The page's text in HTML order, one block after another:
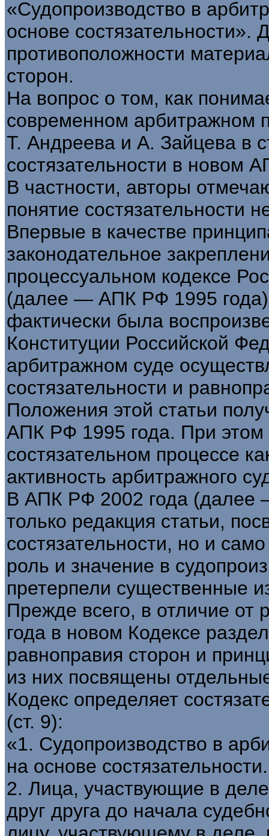
«Судопроизводство в
основе
противоположности
сторон.
На вопрос о том, как
современном арбитражном
Т. Андреева и А. Зайцева в
состязательности в новом
В частности, авторы
понятие состязательности
Впервые в качестве
законодательное
процессуальном кодексе
(далее — АПК РФ 1995 года),
фактически была
Конституции Российской
арбитражном суде
состязательности и
Положения этой статьи
АПК РФ 1995 года. При этом
состязательном процессе
активность арбитражного
В АПК РФ 2002 года (далее
только редакция статьи,
состязательности, но и
роль и значение в
претерпели существенные
Прежде всего, в отличие
года в новом Кодексе
равноправия сторон и
из них посвящены
Кодекс определяет
(ст. 9):
«1. Судопроизводство в
на основе состязательности.
2. Лица, участвующие в
друг друга до начала